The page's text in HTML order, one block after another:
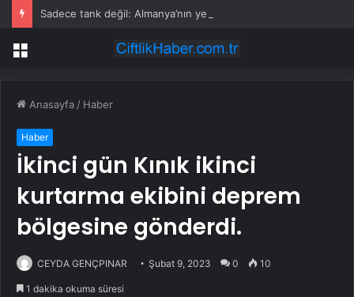
Menü
Anasayfa / Haber
Haber
İkinci gün Kınık ikinci
kurtarma ekibini deprem
bölgesine gönderdi.
CEYDA GENÇPINAR Şubat 9, 2023 0 10
1 dakika okuma süresi